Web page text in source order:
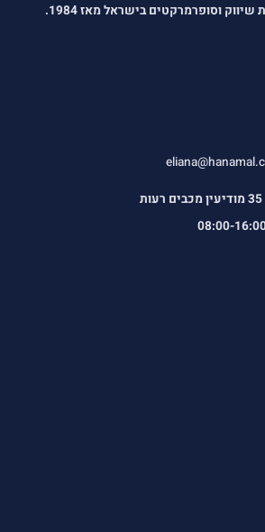
וסופרמרקטים בישראל מאז 1984.
08:00-